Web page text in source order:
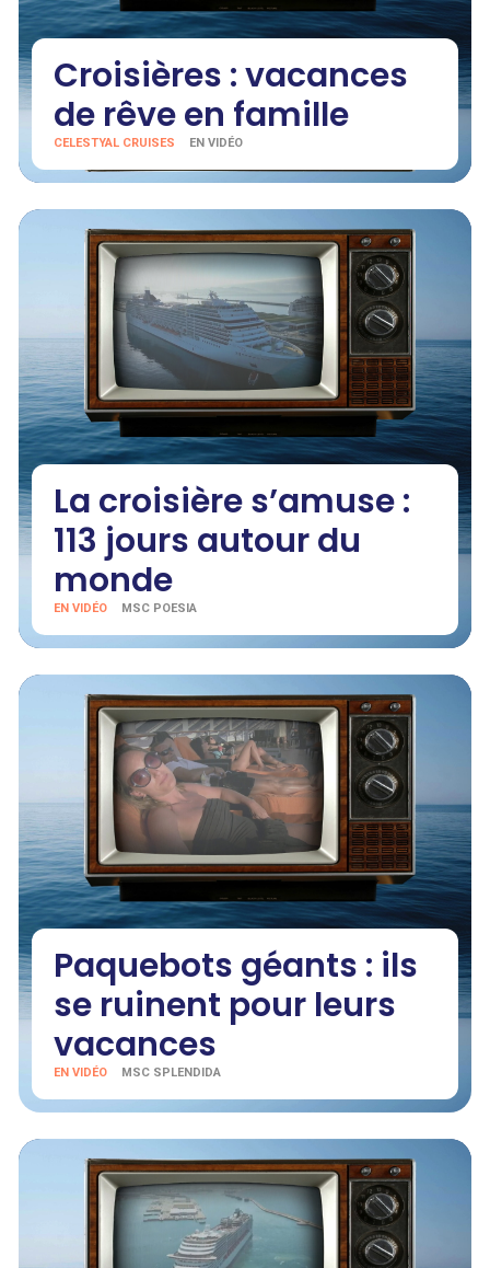
Croisières : vacances
de rêve en famille
CELESTYAL CRUISES EN VIDÉO
La croisière s’amuse :
113 jours autour du
monde
EN VIDÉO MSC POESIA
Paquebots géants : ils
se ruinent pour leurs
vacances
EN VIDÉO MSC SPLENDIDA